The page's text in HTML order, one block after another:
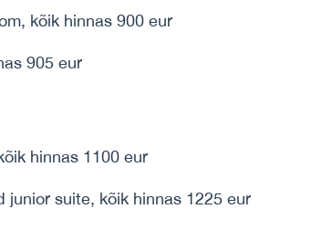
kõik hinnas 900 eur
905 eur
hinnas 1100 eur
junior suite, kõik hinnas 1225 eur